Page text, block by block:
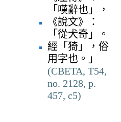
「嘆辭也」，
《說文》：
「從犬奇」。
經「猗」，俗
用字也。」
(CBETA, T54,
no. 2128, p.
457, c5)